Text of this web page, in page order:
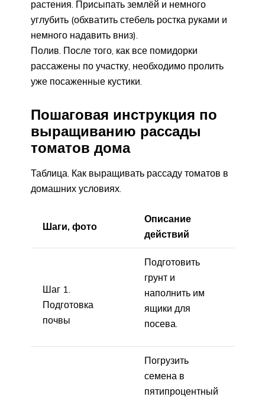
растения. Присыпать землёй и немного
углубить (обхватить стебель ростка руками и
немного надавить вниз).
Полив. После того, как все помидорки
рассажены по участку, необходимо пролить
уже посаженные кустики.
Пошаговая инструкция по
выращиванию рассады
томатов дома
Таблица. Как выращивать рассаду томатов в
домашних условиях.
Шаги, фото
Описание
действий
Шаг 1.
Подготовка
почвы
Подготовить
грунт и
наполнить им
ящики для
посева.
Погрузить
семена в
пятипроцентный